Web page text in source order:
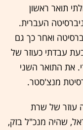
תואר ראשון
העברית.
ואחר כך גם
עבדתי כעוזר של
את התואר השני
עוזר של שרת
שהיה מנכ"ל בזק,